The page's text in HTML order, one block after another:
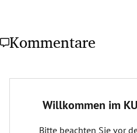
Kommentare